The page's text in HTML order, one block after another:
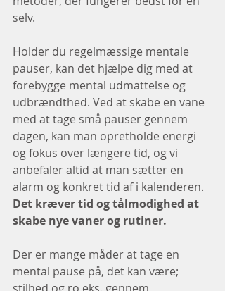
selv.
Holder du regelmæssige mentale
pauser, kan det hjælpe dig med at
forebygge mental udmattelse og
udbrændthed. Ved at skabe en vane
med at tage små pauser gennem
dagen, kan man opretholde energi
og fokus over længere tid, og vi
anbefaler altid at man sætter en
alarm og konkret tid af i kalenderen.
Det kræver tid og tålmodighed at
skabe nye vaner og rutiner.
Der er mange måder at tage en
mental pause på, det kan være;